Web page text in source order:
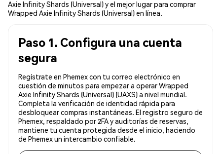
Axie Infinity Shards (Universal) y el mejor lugar para comprar
Wrapped Axie Infinity Shards (Universal) en línea.
Paso 1. Configura una cuenta
segura
Regístrate en Phemex con tu correo electrónico en
cuestión de minutos para empezar a operar Wrapped
Axie Infinity Shards (Universal) (UAXS) a nivel mundial.
Completa la verificación de identidad rápida para
desbloquear compras instantáneas. El registro seguro de
Phemex, respaldado por 2FA y auditorías de reservas,
mantiene tu cuenta protegida desde el inicio, haciendo
de Phemex un intercambio confiable.